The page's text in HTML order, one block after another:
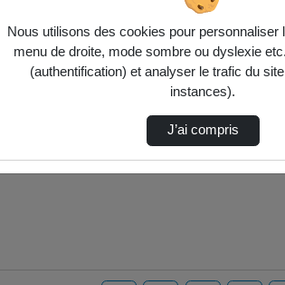
Nous utilisons des cookies pour personnaliser
menu de droite, mode sombre ou dyslexie
(authentification) et analyser le trafic du
instances).
J’ai compris